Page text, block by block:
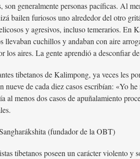
generalmente personas pacíficas. Al
bailen furiosos uno alrededor del otro
y agresivos, incluso temerarios.
llevaban cuchillos y andaban con aire
los aires. La gente aprendió a desconfiar
tibetanos de Kalimpong, ya veces les
nueve de cada diez casos escribían: «Yo
al menos dos casos de apuñalamiento
(fundador de la OBT)
tibetanos poseen un carácter violento